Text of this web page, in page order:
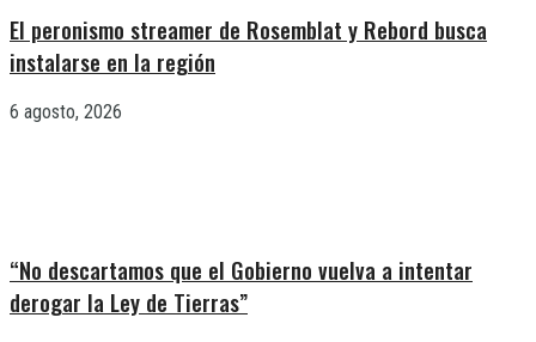
El peronismo streamer de Rosemblat y Rebord busca
instalarse en la región
6 agosto, 2026
“No descartamos que el Gobierno vuelva a intentar
derogar la Ley de Tierras”